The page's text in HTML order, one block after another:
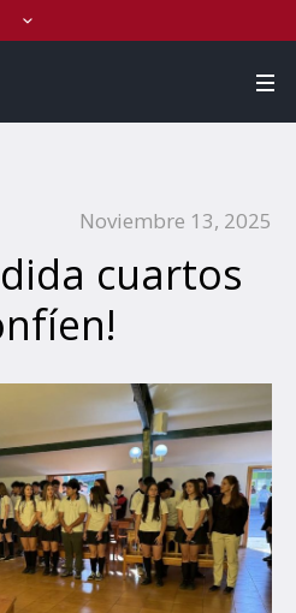
Noviembre 13, 2025
cuartos